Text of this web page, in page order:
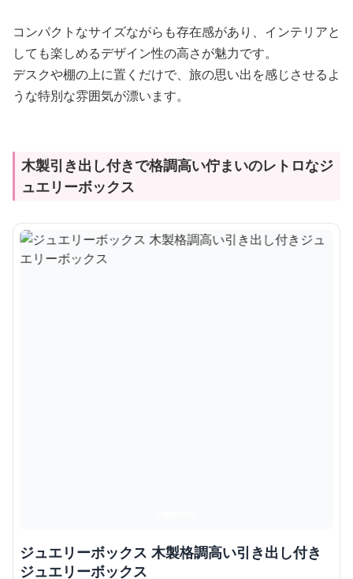
コンパクトなサイズながらも存在感があり、インテリアと
しても楽しめるデザイン性の高さが魅力です。
デスクや棚の上に置くだけで、旅の思い出を感じさせるよ
うな特別な雰囲気が漂います。
木製引き出し付きで格調高い佇まいのレトロなジ
ュエリーボックス
ジュエリーボックス 木製格調高い引き出し付き
ジュエリーボックス